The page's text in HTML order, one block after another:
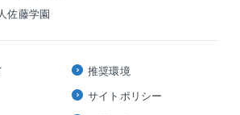
佐藤学園
推奨環境
サイトポリシー